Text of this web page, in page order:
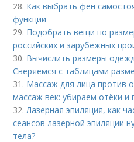
28. Как выбрать фен
функции
29. Подобрать вещи по
российских и зарубежных
30. Вычислить размеры
Сверяемся с таблицами
31. Массаж для лица против
массаж век: убираем отёки и
32.Лазерная эпиляция, как
сеансов лазерной эпиляции
тела?